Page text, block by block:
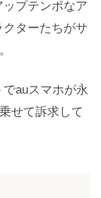
プテンポなア
ターたちがサ
auスマホが永
せて訴求して